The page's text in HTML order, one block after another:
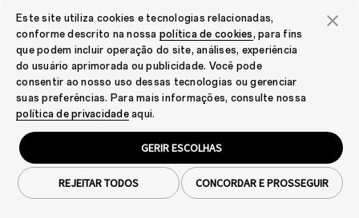
controlo competente para apresentar uma
queixa quando considerar que os seus direitos
não foram exercidos.
Se desejar mais informações sobre como a
OPPO recolhe e utiliza os seus dados pessoais
em relação a outros produtos ou serviços,
pode consultar a política geral de privacidade
emwww.oppo.com/pt/privacy/.
12. Legislação aplicável:
Este site utiliza cookies e tecnologias relacionadas,
conforme descrito na nossa política de cookies, para fins
que podem incluir operação do site, análises, experiência
do usuário aprimorada ou publicidade. Você pode
consentir ao nosso uso dessas tecnologias ou gerenciar
suas preferências. Para mais informações, consulte nossa
política de privacidadeaqui.
GERIR ESCOLHAS
CONCORDAR E PROSSEGUIR
REJEITAR TODOS